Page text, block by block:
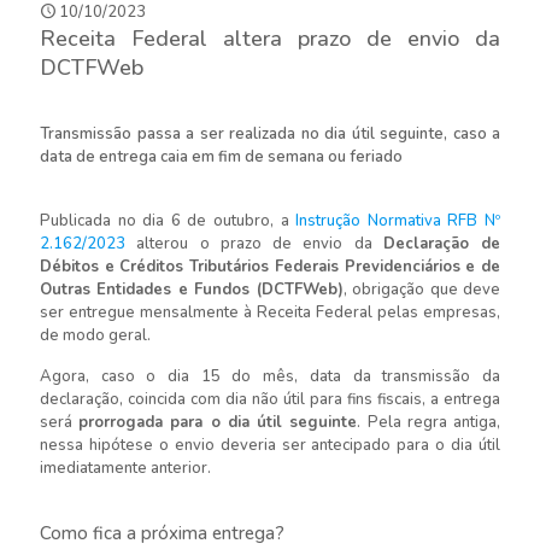
10/10/2023
Receita Federal altera prazo de envio da
DCTFWeb
Transmissão passa a ser realizada no dia útil seguinte, caso a
data de entrega caia em fim de semana ou feriado
Publicada no dia 6 de outubro, a Instrução Normativa RFB Nº
2.162/2023 alterou o prazo de envio da Declaração de
Débitos e Créditos Tributários Federais Previdenciários e de
Outras Entidades e Fundos (DCTFWeb), obrigação que deve
ser entregue mensalmente à Receita Federal pelas empresas,
de modo geral.
Agora, caso o dia 15 do mês, data da transmissão da
declaração, coincida com dia não útil para fins fiscais, a entrega
será prorrogada para o dia útil seguinte. Pela regra antiga,
nessa hipótese o envio deveria ser antecipado para o dia útil
imediatamente anterior.
Como fica a próxima entrega?